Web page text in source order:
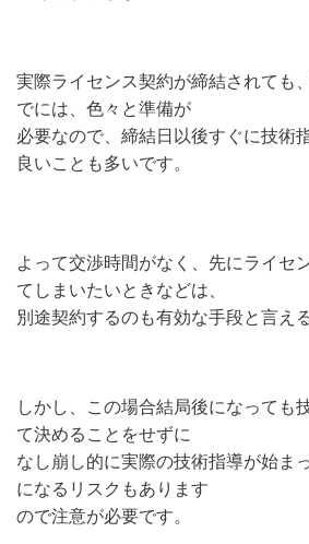
実際ライセンス契約が締結されても
でには、色々と準備が
必要なので、締結日以後すぐに技術
良いことも多いです。
よって交渉時間がなく、先にライセ
てしまいたいときなどは、
別途契約するのも有効な手段と言え
しかし、この場合結局後になっても
て決めることをせずに
なし崩し的に実際の技術指導が始ま
になるリスクもあります
ので注意が必要です。